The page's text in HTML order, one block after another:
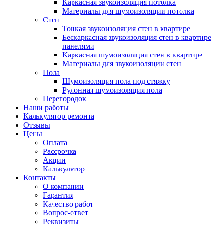
Каркасная звукоизоляция потолка
Материалы для шумоизоляции потолка
Стен
Тонкая звукоизоляция стен в квартире
Бескаркасная звукоизоляция стен в квартире
панелями
Каркасная шумоизоляция стен в квартире
Материалы для звукоизоляции стен
Пола
Шумоизоляция пола под стяжку
Рулонная шумоизоляция пола
Перегородок
Наши работы
Калькулятор ремонта
Отзывы
Цены
Оплата
Рассрочка
Акции
Калькулятор
Контакты
О компании
Гарантия
Качество работ
Вопрос-ответ
Реквизиты